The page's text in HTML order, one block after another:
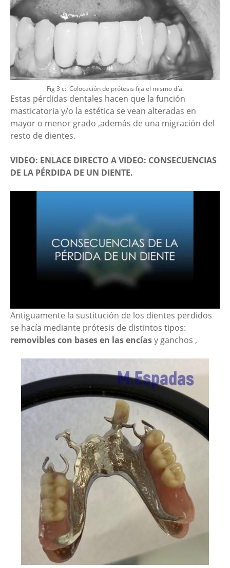
Fig 3 c: Colocación de prótesis fija el mismo día.
Estas pérdidas dentales hacen que la función
masticatoria y/o la estética se vean alteradas en
mayor o menor grado ,además de una migración del
resto de dientes.
VIDEO: ENLACE DIRECTO A VIDEO: CONSECUENCIAS
DE LA PÉRDIDA DE UN DIENTE.
Antiguamente la sustitución de los dientes perdidos
se hacía mediante prótesis de distintos tipos:
removibles con bases en las encíasy ganchos ,